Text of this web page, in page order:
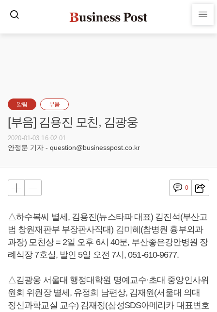
알림 부음
[부음] 김용진 모친, 김광웅
2020-01-03 16:02:01
안정문 기자 - question@businesspost.co.kr
0
△하수복씨 별세, 김용진(뉴스타파 대표) 김진석(부산고
법 창원재판부 부장판사직대) 김미혜(참병원 흉부외과
과장) 모친상 = 2일 오후 6시 40분, 부산좋은강안병원 장
례식장 7호실, 발인 5일 오전 7시, 051-610-9677.
△김광웅 서울대 행정대학원 명예교수·초대 중앙인사위
원회 위원장 별세, 유정희 남편상, 김재원(서울대 의대
정신과학교실 교수) 김재정(삼성SDS아메리카 대표변호